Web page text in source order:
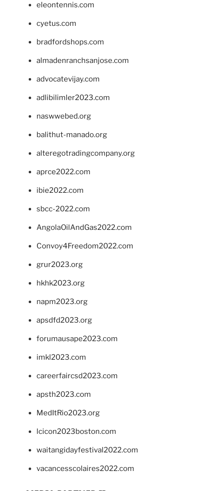
eleontennis.com
cyetus.com
bradfordshops.com
almadenranchsanjose.com
advocatevijay.com
adlibilimler2023.com
naswwebed.org
balithut-manado.org
alteregotradingcompany.org
aprce2022.com
ibie2022.com
sbcc-2022.com
AngolaOilAndGas2022.com
Convoy4Freedom2022.com
grur2023.org
hkhk2023.org
napm2023.org
apsdfd2023.org
forumausape2023.com
imkl2023.com
careerfaircsd2023.com
apsth2023.com
MedItRio2023.org
lcicon2023boston.com
waitangidayfestival2022.com
vacancesscolaires2022.com